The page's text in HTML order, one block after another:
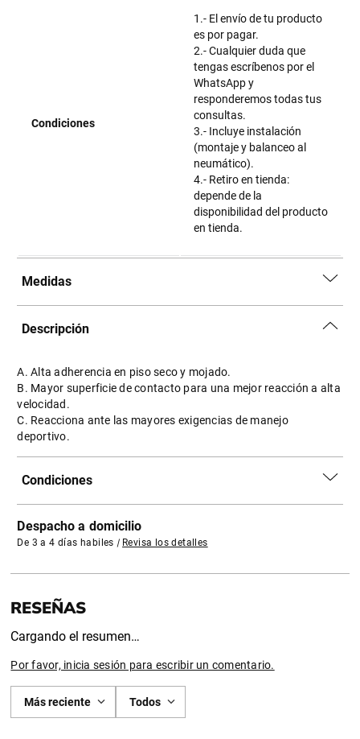
Condiciones
1.- El envío de tu producto
es por pagar.
2.- Cualquier duda que
tengas escríbenos por el
WhatsApp y
responderemos todas tus
consultas.
3.- Incluye instalación
(montaje y balanceo al
neumático).
4.- Retiro en tienda:
depende de la
disponibilidad del producto
en tienda.
Medidas
Descripción
A. Alta adherencia en piso seco y mojado.
B. Mayor superficie de contacto para una mejor reacción a alta
velocidad.
C. Reacciona ante las mayores exigencias de manejo
deportivo.
Condiciones
Despacho a domicilio
De 3 a 4 días habiles | Revisa los detalles
Cargando el resumen…
Por favor, inicia sesión para escribir un comentario.
Más reciente Todos